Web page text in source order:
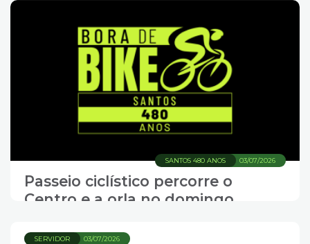
03/07/2026
SANTOS 480 ANOS
Passeio ciclístico percorre o
Centro e a orla no domingo
03/07/2026
SERVIDOR